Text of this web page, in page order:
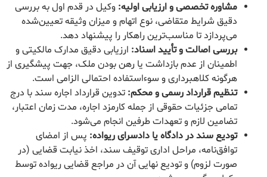
مشاوره تخصصی و ارزیابی اولیه: وکیل در قدم اول به بررسی
دقیق شرایط متقاضی، نوع اتهام و میزان وثیقه تعیین‌شده
می‌پردازد تا مناسب‌ترین راهکار را پیشنهاد دهد.
بررسی اصالت و تأیید اسناد: ارزیابی دقیق مدارک مالکیتی و
اطمینان از عدم بازداشت یا رهن بودن ملک، جهت پیشگیری از
هرگونه کلاهبرداری و سوءاستفاده احتمالی الزامی است.
تنظیم قرارداد رسمی و محکم: تدوین قرارداد اجاره سند با درج
تمامی جزئیات حقوقی از جمله کارمزد اجاره، مدت زمان اعتبار،
تضامین لازم و تعهدات طرفین انجام می‌شود.
تودیع سند در دادگاه یا دادسرای ریواده: پس از امضای
توافق‌نامه، مراحل اداری توقیف سند، اخذ نیابت قضایی (در
صورت لزوم) و تودیع نهایی آن در مراجع قضایی ریواده توسط